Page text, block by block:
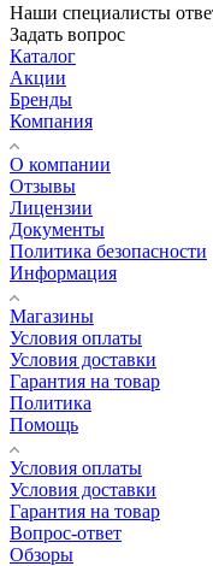
Наши специалисты
Задать вопрос
Каталог
Акции
Бренды
Компания
О компании
Отзывы
Лицензии
Документы
Политика безопасности
Информация
Магазины
Условия оплаты
Условия доставки
Гарантия на товар
Политика
Помощь
Условия оплаты
Условия доставки
Гарантия на товар
Вопрос-ответ
Обзоры